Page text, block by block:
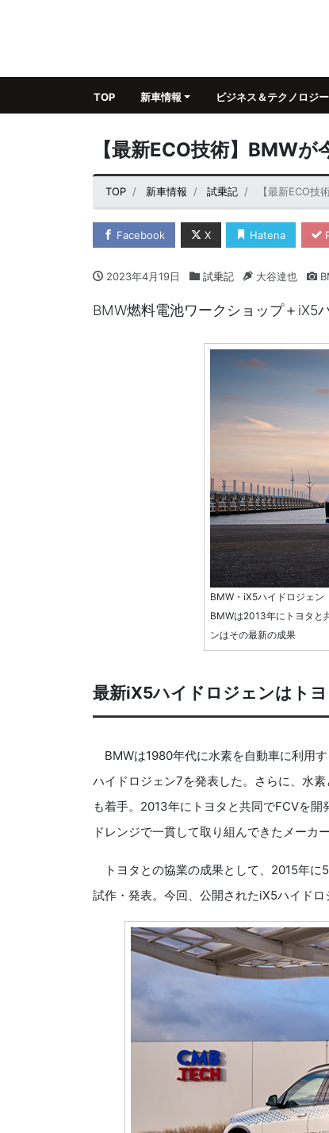
TOP 新車情報 ビジネス＆テクノロジー
【最新ECO技術】BMW
TOP 新車情報 試乗記 【最新ECO技
Facebook X Hatena
2023年4月19日 試乗記 大谷達也
BMW燃料電池ワークショップ＋iX5
BMW・iX5ハイドロジェン
BMWは2013年にトヨタと
ンはその最新の成果
最新iX5ハイドロジェンはト
BMWは1980年代に水素を自動車に利用
ハイドロジェン7を発表した。さらに、水
も着手。2013年にトヨタと共同でFCVを
ドレンジで一貫して取り組んできたメーカー
トヨタとの協業の成果として、2015年に
試作・発表。今回、公開されたiX5ハイドロ